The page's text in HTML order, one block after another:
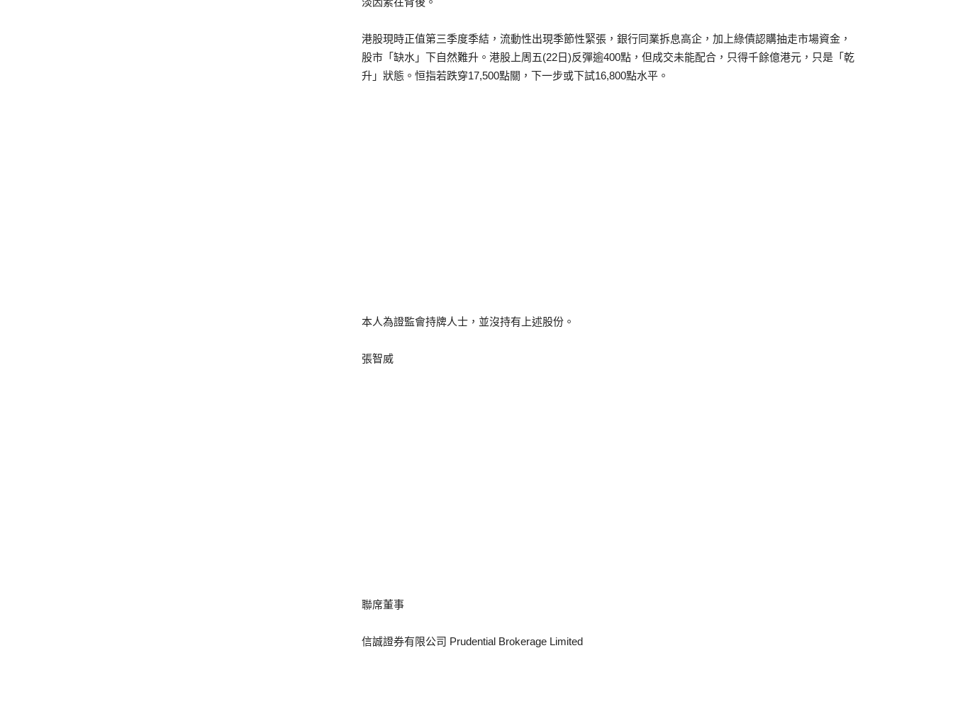
港股現時正值第三季度季結，流動性出現季節性緊張，銀行同業拆息高企，加上綠債認購抽走市場資金，
股市「缺水」下自然難升。港股上周五(22日)反彈逾400點，但成交未能配合，只得千餘億港元，只是「乾
升」狀態。恒指若跌穿17,500點關，下一步或下試16,800點水平。
本人為證監會持牌人士，並沒持有上述股份。
張智威
聯席董事
信誠證券有限公司 Prudential Brokerage Limited